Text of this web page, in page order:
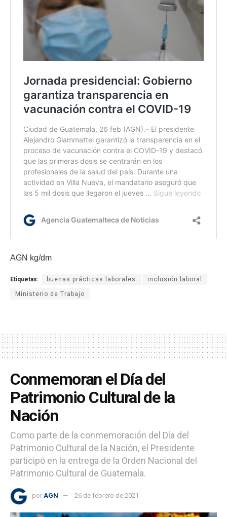
AGN kg/dm
Etiquetas: buenas prácticas laborales inclusión laboral
Ministerio de Trabajo
Conmemoran el Día del
Patrimonio Cultural de la
Nación
Como parte de la conmemoración del Día del
Patrimonio Cultural de la Nación, el Presidente
participó en la entrega de la Orden Nacional del
Patrimonio Cultural de Guatemala.
por AGN 26 de febrero de 2021